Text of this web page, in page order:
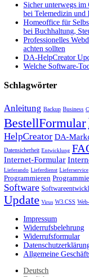
Sicher unterwegs im
bei Telemedizin und
Homeoffice für
bei Buchhaltung,
Professionelles
achten sollten
DA-HelpCreator
Welche Software-
Schlagwörter
Anleitung Backup Business
BestellFormular
HelpCreator DA-
Datensicherheit Entwicklung
Internet-Formular
Lieferando Lieferdienst Lieferservice
Programmieren
Software
Update Virus W3.CSS
Impressum
Widerrufsbelehrung
Widerrufsformular
Allgemeine
Deutsch